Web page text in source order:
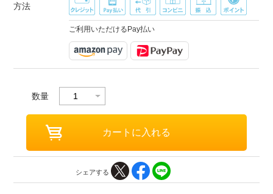
方法
ご利用いただけるPay払い
数量
シェアする